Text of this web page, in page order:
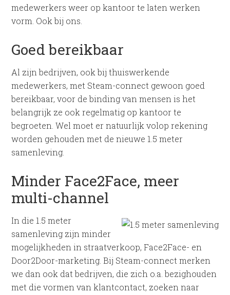
medewerkers weer op kantoor te laten werken
vorm. Ook bij ons.
Goed bereikbaar
Al zijn bedrijven, ook bij thuiswerkende
medewerkers, met Steam-connect gewoon goed
bereikbaar, voor de binding van mensen is het
belangrijk ze ook regelmatig op kantoor te
begroeten. Wel moet er natuurlijk volop rekening
worden gehouden met de nieuwe 1.5 meter
samenleving.
Minder Face2Face, meer
multi-channel
In die 1.5 meter
samenleving zijn minder
mogelijkheden in straatverkoop, Face2Face- en
Door2Door-marketing. Bij Steam-connect merken
we dan ook dat bedrijven, die zich o.a. bezighouden
met die vormen van klantcontact, zoeken naar